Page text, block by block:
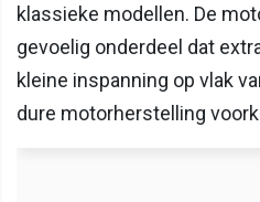
klassieke modellen. De
gevoelig onderdeel dat
kleine inspanning op vlak
dure motorherstelling